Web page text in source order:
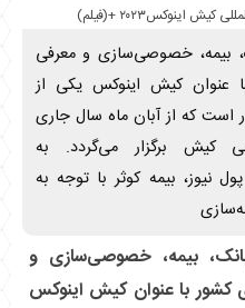
بیمه، خصوصی‌سازی و معرفی
عنوان کیش اینوکس یکی از
است که از آبان ماه سال جاری
کیش برگزار می‌گردد. به
نیوز، بیمه کوثر با توجه به
بیمه، خصوصی‌سازی و
با عنوان کیش اینوکس